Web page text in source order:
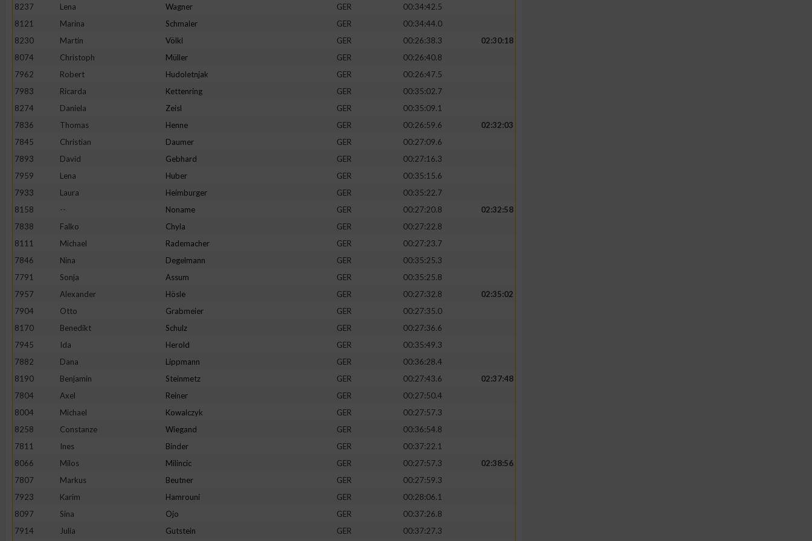
8237
Lena Wagner GER
00:34:42.5
8121
Marina Schmaler GER
00:34:44.0
8230
Martin Völkl GER 00:26:38.3
02:30:18
8074
Christoph Müller GER
00:26:40.8
7962
Robert Hudoletnjak GER
00:26:47.5
7983
Ricarda Kettenring GER
00:35:02.7
8274
Daniela Zeisl GER
00:35:09.1
7836
Thomas Henne GER 00:26:59.6
02:32:03
7845
Christian Daumer GER
00:27:09.6
7893
David Gebhard GER
00:27:16.3
7959
Lena Huber GER
00:35:15.6
7933
Laura Heimburger GER
00:35:22.7
8158
-- Noname GER 00:27:20.8
02:32:58
7838
Falko Chyla GER
00:27:22.8
8111
Michael Rademacher GER
00:27:23.7
7846
Nina Degelmann GER
00:35:25.3
7791
Sonja Assum GER
00:35:25.8
7957
Alexander Hösle GER 00:27:32.8
02:35:02
7904
Otto Grabmeier GER
00:27:35.0
8170
Benedikt Schulz GER
00:27:36.6
7945
Ida Herold GER
00:35:49.3
7882
Dana Lippmann GER
00:36:28.4
8190
Benjamin Steinmetz GER 00:27:43.6
02:37:48
7804
Axel Reiner GER
00:27:50.4
8004
Michael Kowalczyk GER
00:27:57.3
8258
Constanze Wiegand GER
00:36:54.8
7811
Ines Binder GER
00:37:22.1
8066
Milos Milincic GER 00:27:57.3
02:38:56
7807
Markus Beutner GER
00:27:59.3
7923
Karim Hamrouni GER
00:28:06.1
8097
Sina Ojo GER
00:37:26.8
7914
Julia Gutstein GER 00:37:27.3
Erstellung von Profilen zur Personalisierung von Inhalten
Verwendung von Profilen zur Auswahl personalisierter Inhalte
verschiedenen Quellen
Entwicklung und Verbesserung der Angebote
Verwendung reduzierter Daten zur Auswahl von Inhalten
IAB-Besonderheiten:
Verwendung genauer Standortdaten
Nicht-IAB-Verarbeitungszwecke:
Performance
Funktional
Werbung